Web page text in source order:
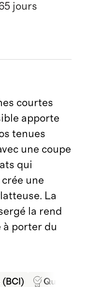
jours
courtes
apporte
tenues
une coupe
qui
une
La
la rend
à porter du
Qualité